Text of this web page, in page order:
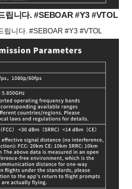
립니다. #SEBOAR #Y3 #VTOL
립니다. #SEBOAR #Y3 #VTOL